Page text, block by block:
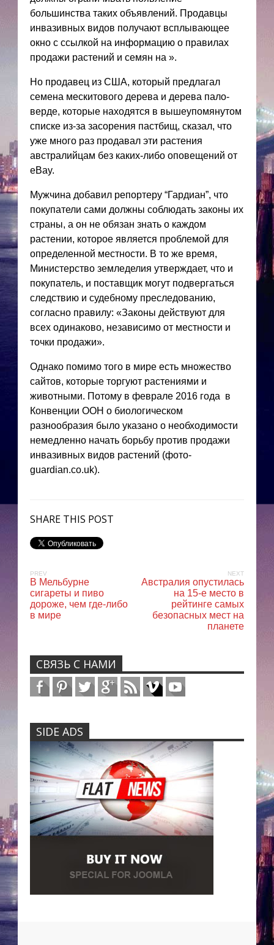
большинства таких объявлений. Продавцы
инвазивных видов получают всплывающее
окно с ссылкой на информацию о правилах
продажи растений и семян на ».
Но продавец из США, который предлагал
семена мескитового дерева и дерева пало-
верде, которые находятся в вышеупомянутом
списке из-за засорения пастбищ, сказал, что
уже много раз продавал эти растения
австралийцам без каких-либо оповещений от
eBay.
Мужчина добавил репортеру “Гардиан”, что
покупатели сами должны соблюдать законы их
страны, а он не обязан знать о каждом
растении, которое является проблемой для
определенной местности. В то же время,
Министерство земледелия утверждает, что и
покупатель, и поставщик могут подвергаться
следствию и судебному преследованию,
согласно правилу: «Законы действуют для
всех одинаково, независимо от местности и
точки продажи».
Однако помимо того в мире есть множество
сайтов, которые торгуют растениями и
животными. Потому в феврале 2016 года в
Конвенции ООН о биологическом
разнообразия было указано о необходимости
немедленно начать борьбу против продажи
инвазивных видов растений (фото-
guardian.co.uk).
SHARE THIS POST
PREV
В Мельбурне
сигареты и пиво
дороже, чем где-либо
в мире
NEXT
Австралия опустилась
на 15-е место в
рейтинге самых
безопасных мест на
планете
СВЯЗЬ С НАМИ
SIDE ADS